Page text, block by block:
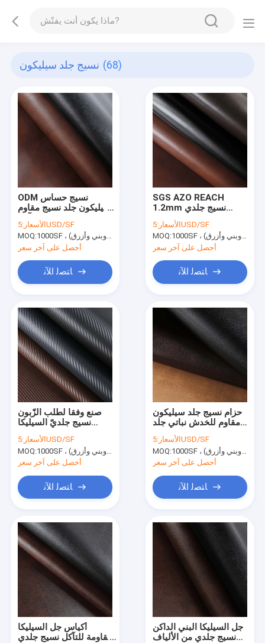
نسيج جلد سيليكون (68)
ODM نسيج حساس
سيليكون جلد نسيج مقاوم
للتآكل
الأسعار: 5USD/SF
MOQ:
1000SF ، ألوان خاصة (اللون الأساسي أسود وبني وأزرق)
أحصل على آخر سعر
ﺎﺘﺼﻟ ﺍﻶﻧ
SGS AZO REACH
1.2mm نسيج جلدي
سيليكون للحاملات
الأسعار:5USD/SF
MOQ:
1000SF ، ألوان خاصة (اللون الأساسي أسود وبني وأزرق)
أحصل على آخر سعر
ﺎﺘﺼﻟ ﺍﻶﻧ
صنع وفقا لطلب الزّبون
نسيج جلديّ السيليكا
الأسعار: 5USD/SF
MOQ:
1000SF ، ألوان خاصة (اللون الأساسي أسود وبني وأزرق)
أحصل على آخر سعر
ﺎﺘﺼﻟ ﺍﻶﻧ
حزام نسيج جلد سيليكون
مقاوم للخدش نباتي جلد
صناعي
الأسعار:5USD/SF
MOQ:
1000SF ، ألوان خاصة (اللون الأساسي أسود وبني وأزرق)
أحصل على آخر سعر
ﺎﺘﺼﻟ ﺍﻶﻧ
أكياس جل السيليكا
مقاومة للتآكل نسيج جلدي
جل السيليكا البني الداكن
نسيج جلدي من الألياف